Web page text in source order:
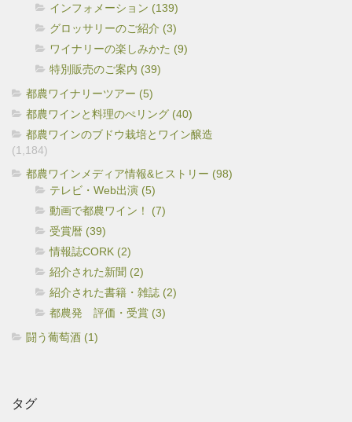
インフォメーション (139)
グロッサリーのご紹介 (3)
ワイナリーの楽しみかた (9)
特別販売のご案内 (39)
都農ワイナリーツアー (5)
都農ワインと料理のぺリング (40)
都農ワインのブドウ栽培とワイン醸造
(1,184)
都農ワインメディア情報&ヒストリー (98)
テレビ・Web出演 (5)
動画で都農ワイン！ (7)
受賞暦 (39)
情報誌CORK (2)
紹介された新聞 (2)
紹介された書籍・雑誌 (2)
都農発 評価・受賞 (3)
闘う葡萄酒 (1)
タグ